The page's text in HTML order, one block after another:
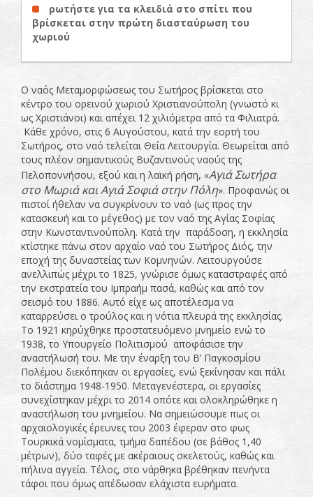
ρωτήστε για τα κλειδιά στο σπίτι που
βρίσκεται στην πρώτη διασταύρωση του
χωριού
Ο ναός Μεταμορφώσεως του Σωτήρος βρίσκεται στο
κέντρο του ορεινού χωριού Χριστιανούπολη (γνωστό κι
ως Χριστιάνοι) και απέχει 12 χιλιόμετρα από τα Φιλιατρά.
Κάθε χρόνο, στις 6 Αυγούστου, κατά την εορτή του
Σωτήρος, στο ναό τελείται Θεία Λειτουργία. Θεωρείται από
τους πλέον σημαντικούς Βυζαντινούς ναούς της
Πελοποννήσου, εξού και η λαϊκή ρήση, «Αγιά Σωτήρα
στο Μωριά καιΑγιά Σοφιά στην Πόλη». Προφανώς οι
πιστοί ήθελαν να συγκρίνουν το ναό (ως προς την
κατασκευή και το μέγεθος) με τον ναό της Αγίας Σοφίας
στην Κωνσταντινούπολη. Κατά την παράδοση, η εκκλησία
κτίστηκε πάνω στον αρχαίο ναό του Σωτήρος Διός, την
εποχή της δυναστείας των Κομνηνών. Λειτουργούσε
ανελλιπώς μέχρι το 1825, γνώρισε όμως καταστραφές από
την εκστρατεία του Ιμπραήμ πασά, καθώς και από τον
σεισμό του 1886. Αυτό είχε ως αποτέλεσμα να
καταρρεύσει ο τρούλος και η νότια πλευρά της εκκλησίας.
Το 1921 κηρύχθηκε προστατευόμενο μνημείο ενώ το
1938, το Υπουργείο Πολιτισμού αποφάσισε την
αναστήλωσή του. Με την έναρξη του Β’ Παγκοσμίου
Πολέμου διεκόπηκαν οι εργασίες, ενώ ξεκίνησαν και πάλι
το διάστημα 1948-1950. Μεταγενέστερα, οι εργασίες
συνεχίστηκαν μέχρι το 2014 οπότε και ολοκληρώθηκε η
αναστήλωση του μνημείου. Να σημειώσουμε πως οι
αρχαιολογικές έρευνες του 2003 έφεραν στο φως
Τουρκικά νομίσματα, τμήμα δαπέδου (σε βάθος 1,40
μέτρων), δύο ταφές με ακέραιους σκελετούς, καθώς και
πήλινα αγγεία. Τέλος, στο νάρθηκα βρέθηκαν πενήντα
τάφοι που όμως απέδωσαν ελάχιστα ευρήματα.